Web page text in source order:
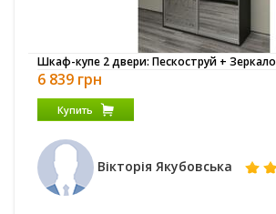
Шкаф-купе 2 двери: Пескоструй + Зеркало
6 839 грн
Купить
Вікторія Якубовська